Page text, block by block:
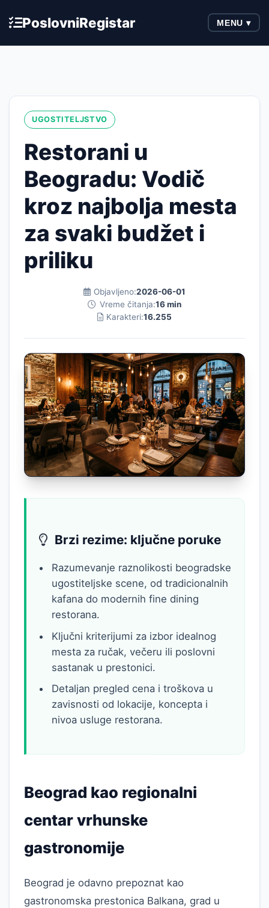
PoslovniRegistar MENU ▾
UGOSTITELJSTVO
Restorani u
Beogradu: Vodič
kroz najbolja mesta
za svaki budžet i
priliku
Objavljeno:2026-06-01
Vreme čitanja:16 min
Karakteri:16.255
Brzi rezime: ključne poruke
Razumevanje raznolikosti beogradske
ugostiteljske scene, od tradicionalnih
kafana do modernih fine dining
restorana.
Ključni kriterijumi za izbor idealnog
mesta za ručak, večeru ili poslovni
sastanak u prestonici.
Detaljan pregled cena i troškova u
zavisnosti od lokacije, koncepta i
nivoa usluge restorana.
Beograd kao regionalni
centar vrhunske
gastronomije
Beograd je odavno prepoznat kao
gastronomska prestonica Balkana, grad u